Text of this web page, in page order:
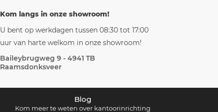
Kom langs in onze showroom!
U bent op werkdagen tussen 08:30 tot 17:00
uur van harte welkom in onze showroom!
Baileybrugweg 9 - 4941 TB
Raamsdonksveer
Blog
Kom meer te weten over kantoorinrichting